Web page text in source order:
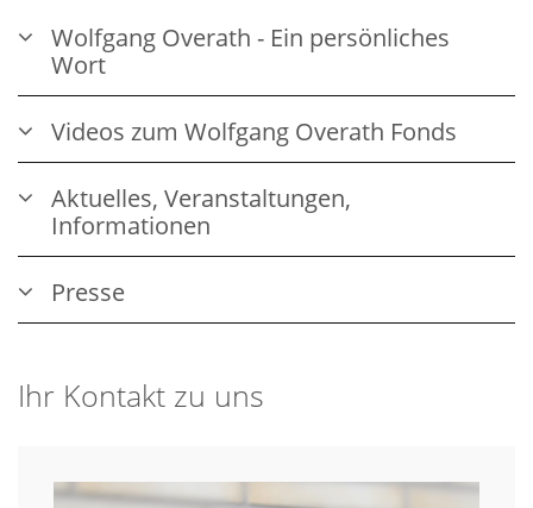
Wolfgang Overath - Ein persönliches
Wort
Videos zum Wolfgang Overath Fonds
Aktuelles, Veranstaltungen,
Informationen
Presse
Ihr Kontakt zu uns